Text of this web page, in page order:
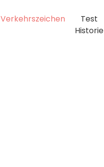
Verkehrszeichen
Test
Historie